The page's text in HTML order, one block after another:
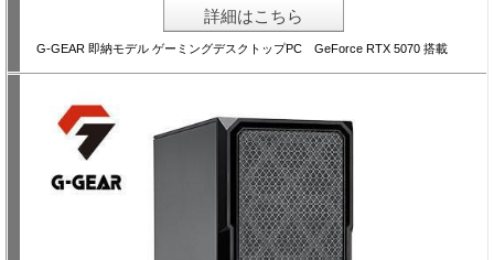
詳細はこちら
G-GEAR 即納モデル ゲーミングデスクトップPC GeForce RTX 5070 搭載